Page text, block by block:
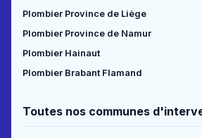
Plombier Province de Liège
Plombier Province de Namur
Plombier Hainaut
Plombier Brabant Flamand
Toutes nos communes